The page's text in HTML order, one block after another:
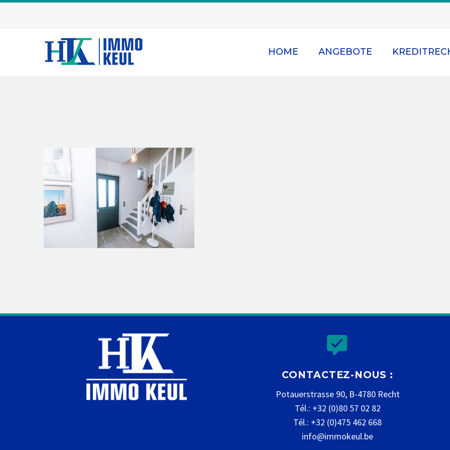
HOME ANGEBOTE


CONTACTEZ-NOUS :
Potauerstrasse 90, B-4780 Recht
Tél.: +32 (0)80 57 02 82
Tél.: +32 (0)475 462 668
info@immokeul.be